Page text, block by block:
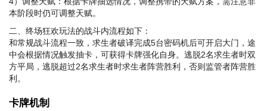
本阶段时仍可调整天赋。
二、终场狂欢玩法的战斗内流程如下：
和常规战斗流程一致，求生者破译完成5台密码机后可开启大门，途
中会根据情况触发抽卡，可获得卡牌强化自身。逃脱2名求生者时双
方平局，逃脱超过2名求生者时求生者阵营胜利，否则监管者阵营胜
利。
卡牌机制